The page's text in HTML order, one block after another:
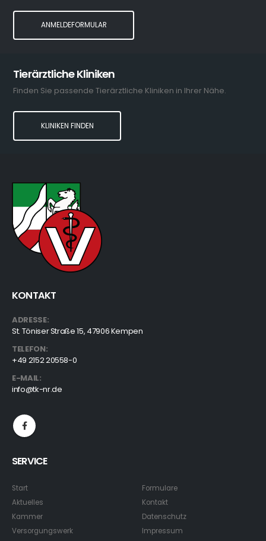
ANMELDEFORMULAR
Tierärztliche Kliniken
Finden Sie passende Tierärztliche Kliniken in Ihrer Nähe.
KLINIKEN FINDEN
KONTAKT
ADRESSE:
St. Töniser Straße 15, 47906 Kempen
TELEFON:
+49 2152 20558-0
E-MAIL:
info@tk-nr.de
SERVICE
Start
Aktuelles
Kammer
Versorgungswerk
Formulare
Kontakt
Datenschutz
Impressum